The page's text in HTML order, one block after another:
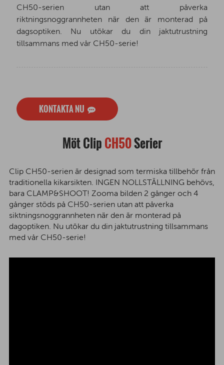
CH50-serien utan att påverka
riktningsnoggrannheten när den är monterad på
dagsoptiken. Nu utökar du din jaktutrustning
tillsammans med vår CH50-serie!
KONTAKTA NU
Möt ClipCH50Serier
Clip CH50-serien är designad som termiska tillbehör från
traditionella kikarsikten. INGEN NOLLSTÄLLNING behövs,
bara CLAMP&SHOOT! Zooma bilden 2 gånger och 4
gånger stöds på CH50-serien utan att påverka
siktningsnoggrannheten när den är monterad på
dagoptiken. Nu utökar du din jaktutrustning tillsammans
med vår CH50-serie!